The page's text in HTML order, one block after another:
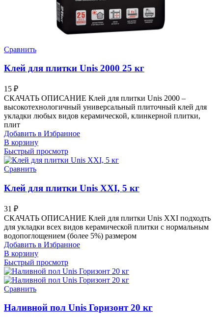
Сравнить
Клей для плитки Unis 2000 25 кг
15 ₽
СКАЧАТЬ ОПИСАНИЕ Клей для плитки Unis 2000 –
высокотехнологичный универсальный плиточный клей для
укладки любых видов керамической, клинкерной плитки,
плит
Добавить в Избранное
В корзину
Быстрый просмотр
Сравнить
Клей для плитки Unis XXI, 5 кг
31 ₽
СКАЧАТЬ ОПИСАНИЕ Клей для плитки Unis XXI подходть
для укладки всех видов керамической плитки с нормальным
водопоглощением (более 5%) размером
Добавить в Избранное
В корзину
Быстрый просмотр
Сравнить
Наливной пол Unis Горизонт 20 кг